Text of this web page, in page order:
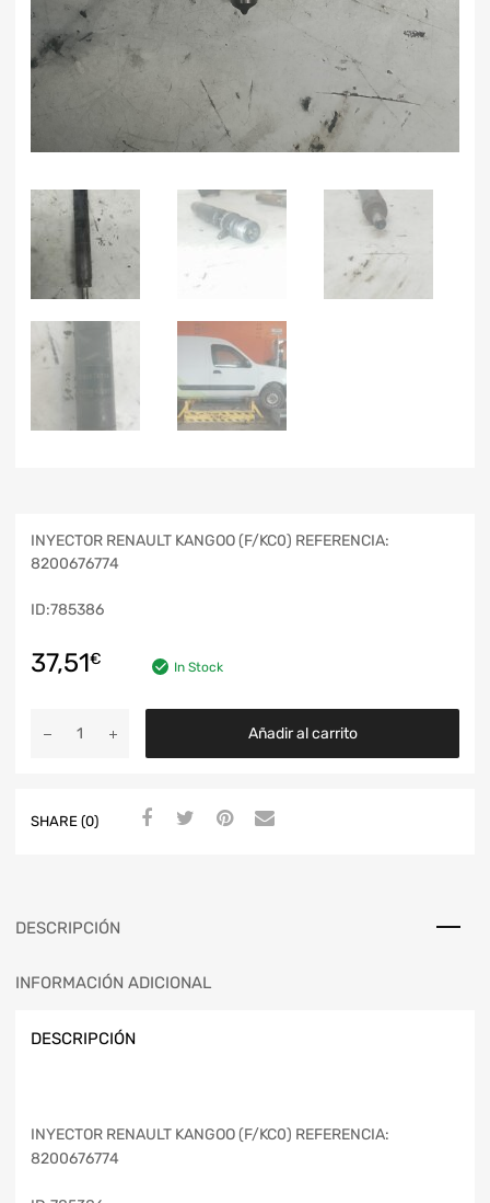
INYECTOR RENAULT KANGOO (F/KC0) REFERENCIA:
8200676774
ID:785386
37,51€ In Stock
Añadir al carrito
SHARE (0)
DESCRIPCIÓN
INFORMACIÓN ADICIONAL
DESCRIPCIÓN
INYECTOR RENAULT KANGOO (F/KC0) REFERENCIA:
8200676774